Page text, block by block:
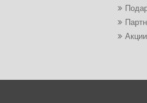
Акции